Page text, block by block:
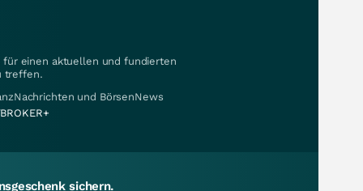
für einen aktuellen und fundierten
treffen.
und BörsenNews
sichern.